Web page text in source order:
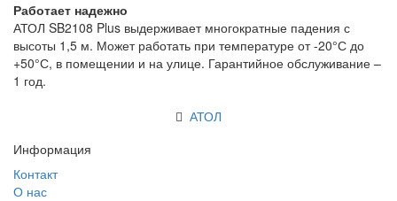
Работает надежно
АТОЛ SB2108 Plus выдерживает многократные падения с
высоты 1,5 м. Может работать при температуре от -20°С до
+50°С, в помещении и на улице. Гарантийное обслуживание –
1 год.
АТОЛ
Информация
Контакт
О нас